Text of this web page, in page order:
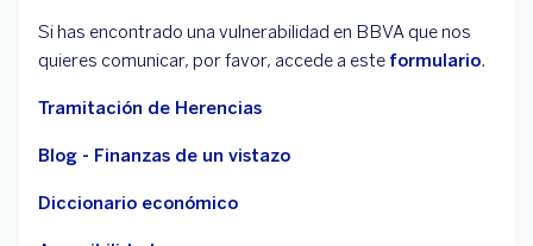
Si has encontrado una vulnerabilidad en BBVA que nos
quieres comunicar, por favor, accede a este formulario.
Tramitación de Herencias
Blog - Finanzas de un vistazo
Diccionario económico